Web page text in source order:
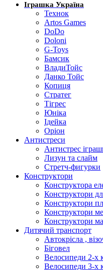
Іграшка Україна
Технок
Artos Games
DoDo
Doloni
G-Toys
Бамсик
ВладиТойс
Данко Тойс
Копиця
Стратег
Тігрес
Юніка
Ідейка
Оріон
Антистреси
Антистрес
Лизун та слайм
Стретч-фигурки
Конструктори
Конструктора
Конструктори
Конструктори
Конструктори
Конструктори
Дитячий транспорт
Автокрісла ,
Біговел
Велосипеди 2-х
Велосипеди 3-х